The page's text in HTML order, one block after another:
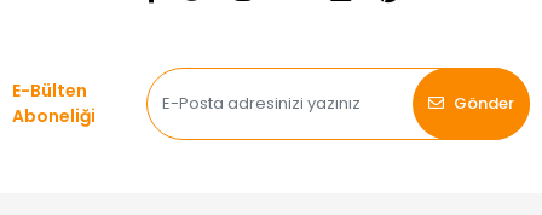
E-Bülten
Aboneliği
Gönder